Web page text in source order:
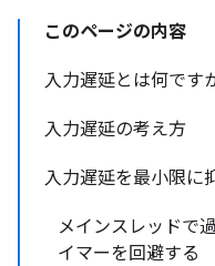
このページの内容
入力遅延とは何です
入力遅延の考え方
入力遅延を最小限に
メインスレッドで
イマーを回避する